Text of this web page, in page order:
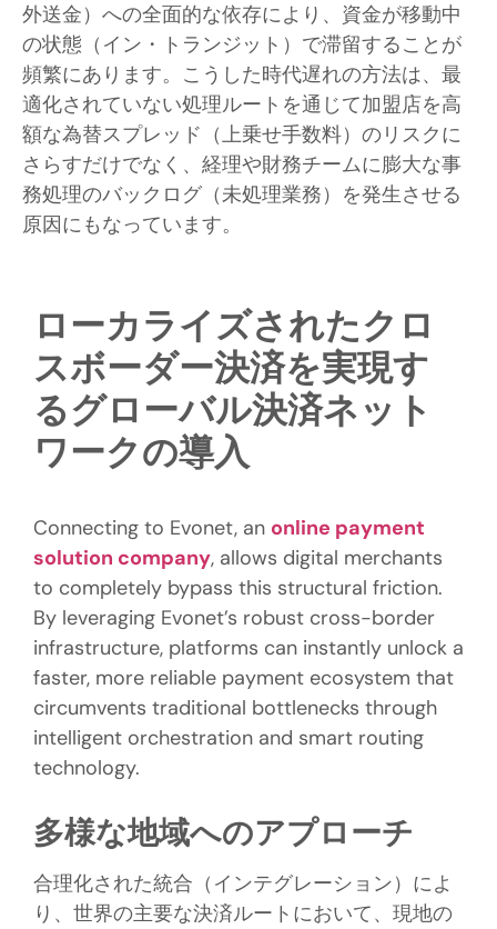
外送金）への全面的な依存により、資金が移動中
の状態（イン・トランジット）で滞留することが
頻繁にあります。こうした時代遅れの方法は、最
適化されていない処理ルートを通じて加盟店を高
額な為替スプレッド（上乗せ手数料）のリスクに
さらすだけでなく、経理や財務チームに膨大な事
務処理のバックログ（未処理業務）を発生させる
原因にもなっています。
ローカライズされたクロ
スボーダー決済を実現す
るグローバル決済ネット
ワークの導入
Connecting to Evonet, an online payment
solution company, allows digital merchants
to completely bypass this structural friction.
By leveraging Evonet’s robust cross-border
infrastructure, platforms can instantly unlock a
faster, more reliable payment ecosystem that
circumvents traditional bottlenecks through
intelligent orchestration and smart routing
technology.
多様な地域へのアプローチ
合理化された統合（インテグレーション）によ
り、世界の主要な決済ルートにおいて、現地の